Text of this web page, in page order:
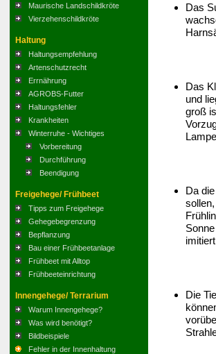
Maurische Landschildkröte
Vierzehenschildkröte
Haltung
Haltungsempfehlung
Artenschutzrecht
Errnährung
AGROBS-Futter
Haltungsfehler
Krankheiten
Winterruhe - Wichtiges
Vorbereitung
Durchführung
Beendigung
Freigehege/ Frühbeet
Tipps zum Freigehege
Gehegebegrenzung
Bepflanzung
Bau einer Frühbeetanlage
Frühbeet mit Alltop
Frühbeeteinrichtung
Innengehege/ Terrarium
Warum Innengehege?
Was wird benötigt?
Bildbeispiele
Fehler in der Innenhaltung
Das
Das
und
groß
Da
Die